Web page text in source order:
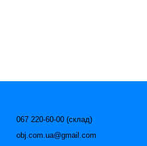
067 220-60-00 (склад)
obj.com.ua@gmail.com